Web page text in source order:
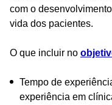
com o
vida dos pacientes.
O que incluir no
Tempo de
experiência em